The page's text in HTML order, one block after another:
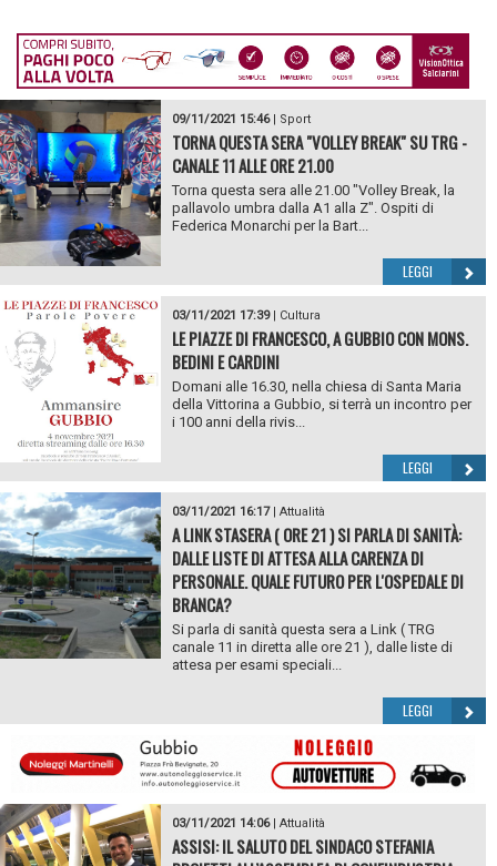
09/11/2021 15:46| Sport
TORNA QUESTA SERA "VOLLEY BREAK" SU TRG -
CANALE 11 ALLE ORE 21.00
Torna questa sera alle 21.00 "Volley Break, la
pallavolo umbra dalla A1 alla Z". Ospiti di
Federica Monarchi per la Bart...
LEGGI
03/11/2021 17:39| Cultura
LE PIAZZE DI FRANCESCO, A GUBBIO CON MONS.
BEDINI E CARDINI
Domani alle 16.30, nella chiesa di Santa Maria
della Vittorina a Gubbio, si terrà un incontro per
i 100 anni della rivis...
LEGGI
03/11/2021 16:17| Attualità
A LINK STASERA ( ORE 21 ) SI PARLA DI SANITÀ:
DALLE LISTE DI ATTESA ALLA CARENZA DI
PERSONALE. QUALE FUTURO PER L'OSPEDALE DI
BRANCA?
Si parla di sanità questa sera a Link ( TRG
canale 11 in diretta alle ore 21 ), dalle liste di
attesa per esami speciali...
LEGGI
03/11/2021 14:06| Attualità
ASSISI: IL SALUTO DEL SINDACO STEFANIA